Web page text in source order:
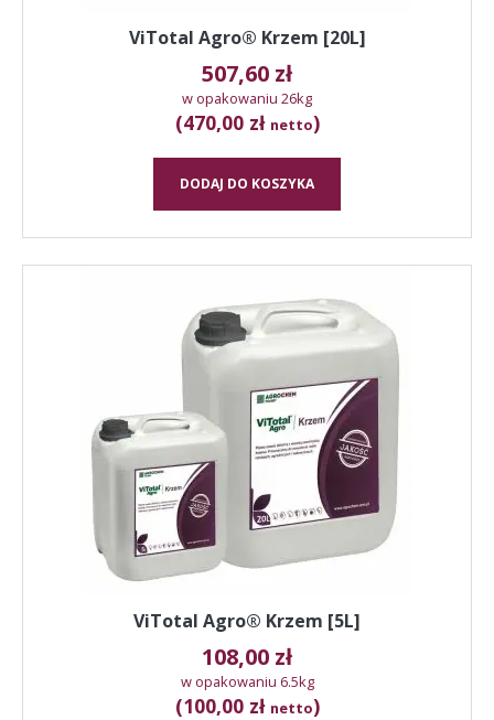
ViTotal Agro® Krzem [20L]
507,60 zł
w opakowaniu 26kg
(470,00 zł netto)
DODAJ DO KOSZYKA
ViTotal Agro® Krzem [5L]
108,00 zł
w opakowaniu 6.5kg
(100,00 zł netto)